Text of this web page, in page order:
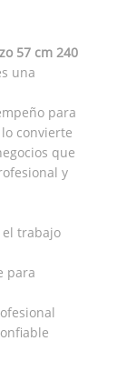
57 cm 240
una
para
convierte
que
y
trabajo
para